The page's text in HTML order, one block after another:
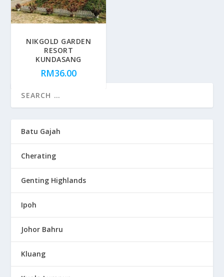
NIKGOLD GARDEN
RESORT
KUNDASANG
RM36.00
Batu Gajah
Cherating
Genting Highlands
Ipoh
Johor Bahru
Kluang